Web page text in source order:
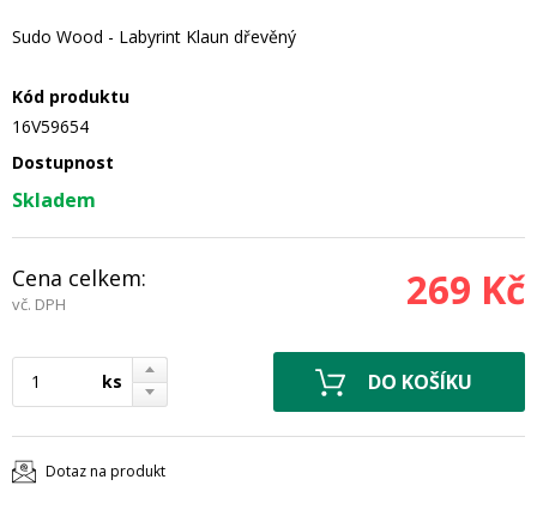
Sudo Wood - Labyrint Klaun dřevěný
Kód produktu
16V59654
Dostupnost
Skladem
Cena celkem:
vč. DPH 269 Kč
ks
Dotaz na produkt